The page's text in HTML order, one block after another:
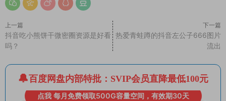
上一篇
抖音吃小熊饼干微密圈资源是好看
吗？
下一篇
热爱青蛙蹲的抖音左公子666图片
流出
百度网盘内部特批：SVIP会员直降最低100元
点我 每月免费领取500G容量空间，有效期30天